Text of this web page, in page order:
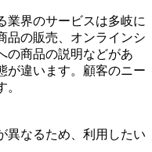
業界のサービスは多岐に
品の販売、オンラインシ
の商品の説明などがあ
が違います。顧客のニー
異なるため、利用したい